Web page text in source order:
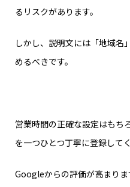
るリスクがあります。
しかし、説明文には「地域名
めるべきです。
営業時間の正確な設定はもち
を一つひとつ丁寧に登録して
Googleからの評価が高まりま